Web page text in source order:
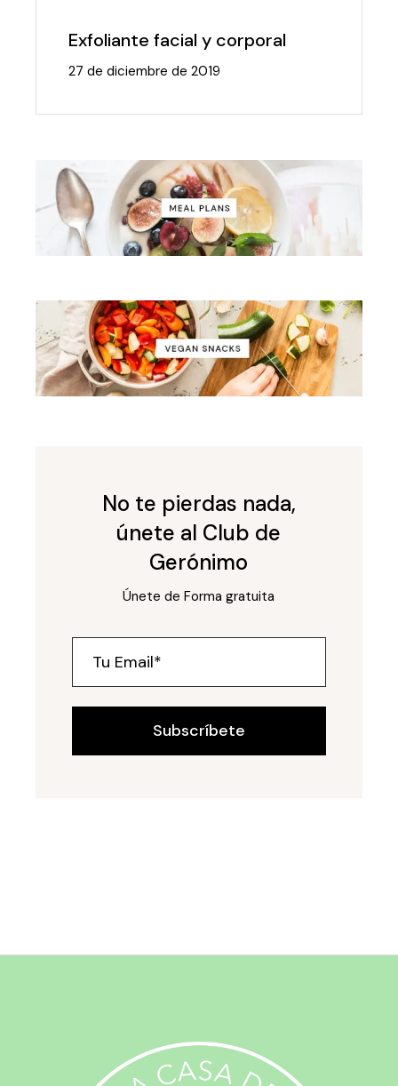
Exfoliante facial y corporal
27 de diciembre de 2019
No te pierdas nada,
únete al Club de
Gerónimo
Únete de Forma gratuita
Subscríbete